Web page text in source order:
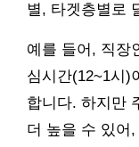
별, 타겟층별로
예를 들어, 직장
심시간(12~1시)
합니다. 하지만
더 높을 수 있어